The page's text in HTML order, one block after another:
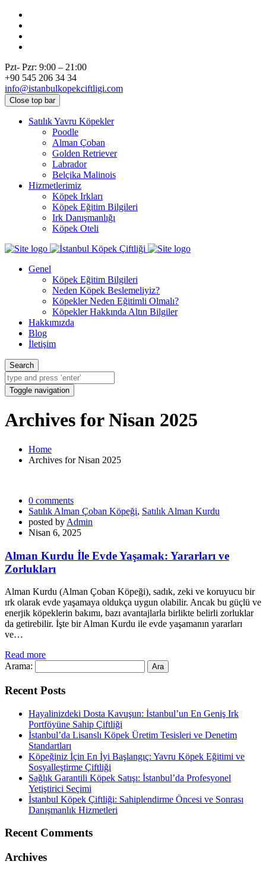
Pzt- Pzr: 9:00 – 21:00
+90 545 206 34 34
info@istanbulkopekciftligi.com
Close top bar
Satılık Yavru Köpekler
Poodle
Alman Çoban
Golden Retriever
Labrador
Belçika Malinois
Hizmetlerimiz
Köpek Irkları
Köpek Eğitim Bilgileri
Irk Danışmanlığı
Köpek Oteli
Genel
Köpek Eğitim Bilgileri
Neden Köpek Beslemeliyiz?
Köpekler Neden Eğitimli Olmalı?
Köpekler Hakkında Altın Bilgiler
Hakkımızda
Blog
İletişim
Search
Toggle navigation
Archives for Nisan 2025
Home
Archives for Nisan 2025
0 comments
Satılık Alman Çoban Köpeği, Satılık Alman Kurdu
posted by Admin
Nisan 6, 2025
Alman Kurdu İle Evde Yaşamak: Yararları ve
Zorlukları
Alman Kurdu (Alman Çoban Köpeği), sadık, zeki ve koruyucu bir
ırk olarak evde yaşamaya oldukça uygun olabilir. Ancak bu güçlü ve
enerjik köpeklerin bakımı, bazı avantajlarla birlikte belirli zorluklar
da getirebilir. İşte bir Alman Kurdu ile evde yaşamanın yararları
ve…
Read more
Arama:
Recent Posts
Hayalinizdeki Dosta Kavuşun: İstanbul’un En Geniş Irk
Portföyüne Sahip Çiftliği
İstanbul’da Lisanslı Köpek Üretim Tesisleri ve Denetim
Standartları
Köpeğiniz İçin En İyi Başlangıç: Yavru Köpek Eğitimi ve
Sosyalleştirme Çiftliği
Sağlık Garantili Köpek Satışı: İstanbul’da Profesyonel
Yetiştirici Seçimi
İstanbul Köpek Çiftliği: Sahiplendirme Öncesi ve Sonrası
Danışmanlık Hizmetleri
Recent Comments
Archives